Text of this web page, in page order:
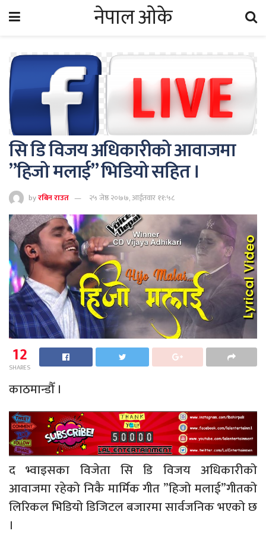
नेपाल ओके
सि डि विजय अधिकारीको आवाजमा
”हिजो मलाई” भिडियो सहित ।
byरबिन राउत २५ जेष्ठ २०७७, आईतवार ११:५८
12
SHARES
काठमान्डौँ ।
द भ्वाइसका विजेता सि डि विजय अधिकारीको
आवाजमा रहेको निकै मार्मिक गीत ”हिजो मलाई”गीतको
लिरिकल भिडियो डिजिटल बजारमा सार्वजनिक भएको छ
।